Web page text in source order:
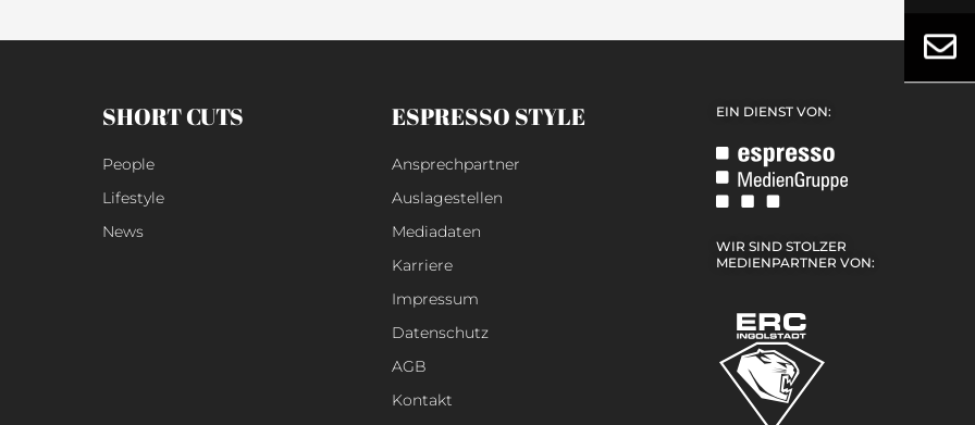
SHORT CUTS
People
Lifestyle
News
ESPRESSO STYLE
Ansprechpartner
Auslagestellen
Mediadaten
Karriere
Impressum
Datenschutz
AGB
Kontakt
EIN DIENST VON:
WIR SIND STOLZER
MEDIENPARTNER VON: